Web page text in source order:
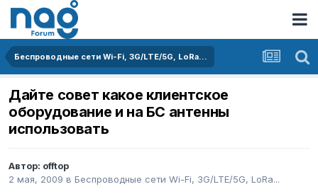
Беспроводные сети Wi-Fi, 3G/LTE/5G, LoRa...
Дайте совет какое клиентское
оборудование и на БС антенны
использовать
Автор: offtop
2 мая, 2009 в Беспроводные сети Wi-Fi, 3G/LTE/5G, LoRa...